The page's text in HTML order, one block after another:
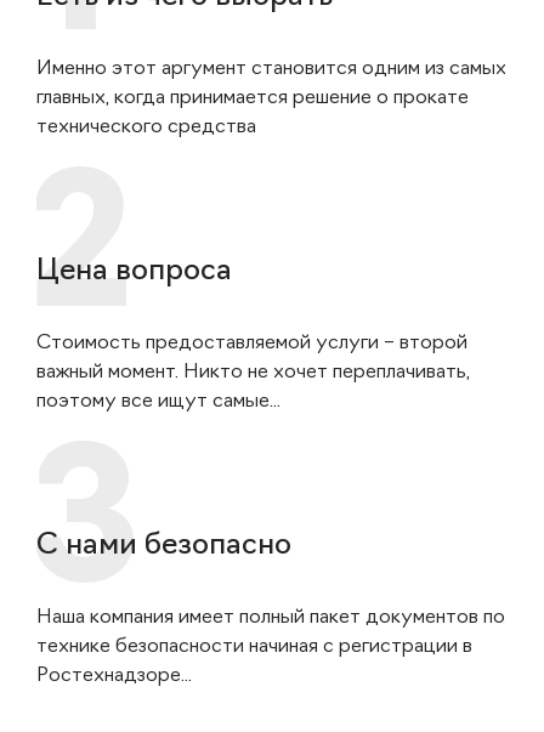
Именно этот аргумент становится одним из самых
главных, когда принимается решение о прокате
технического средства
Цена вопроса
Стоимость предоставляемой услуги – второй
важный момент. Никто не хочет переплачивать,
поэтому все ищут самые...
С нами безопасно
Наша компания имеет полный пакет документов по
технике безопасности начиная с регистрации в
Ростехнадзоре...